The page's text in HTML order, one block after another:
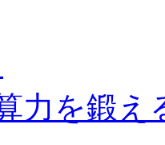
力を鍛え